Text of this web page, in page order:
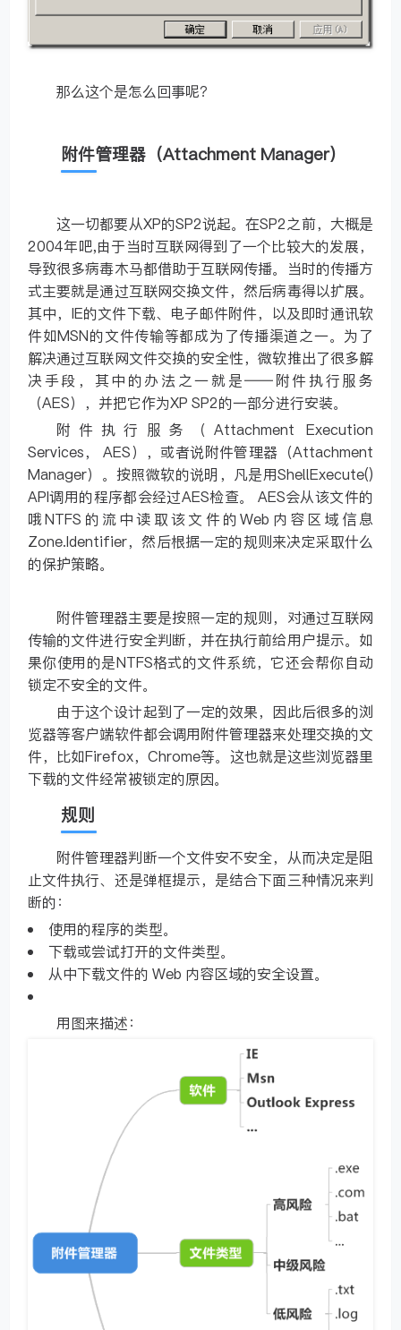
那么这个是怎么回事呢？
附件管理器（Attachment Manager）
这一切都要从XP的SP2说起。在SP2之前，大概是
2004年吧,由于当时互联网得到了一个比较大的发展，
导致很多病毒木马都借助于互联网传播。当时的传播方
式主要就是通过互联网交换文件，然后病毒得以扩展。
其中，IE的文件下载、电子邮件附件，以及即时通讯软
件如MSN的文件传输等都成为了传播渠道之一。为了
解决通过互联网文件交换的安全性，微软推出了很多解
决手段，其中的办法之一就是——附件执行服务
（AES），并把它作为XP SP2的一部分进行安装。
附件执行服务（Attachment Execution
Services， AES），或者说附件管理器（Attachment
Manager）。按照微软的说明，凡是用ShellExecute()
API调用的程序都会经过AES检查。 AES会从该文件的
哦NTFS的流中读取该文件的Web内容区域信息
Zone.Identifier，然后根据一定的规则来决定采取什么
的保护策略。
附件管理器主要是按照一定的规则，对通过互联网
传输的文件进行安全判断，并在执行前给用户提示。如
果你使用的是NTFS格式的文件系统，它还会帮你自动
锁定不安全的文件。
由于这个设计起到了一定的效果，因此后很多的浏
览器等客户端软件都会调用附件管理器来处理交换的文
件，比如Firefox，Chrome等。这也就是这些浏览器里
下载的文件经常被锁定的原因。
规则
附件管理器判断一个文件安不安全，从而决定是阻
止文件执行、还是弹框提示，是结合下面三种情况来判
断的：
使用的程序的类型。
下载或尝试打开的文件类型。
从中下载文件的 Web 内容区域的安全设置。
用图来描述：